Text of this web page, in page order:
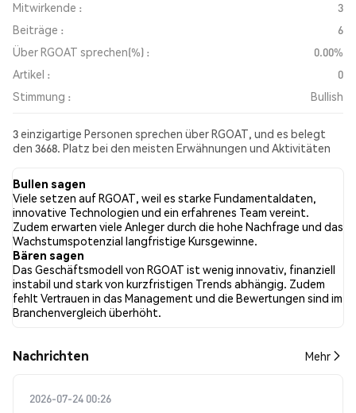
Mitwirkende :
3
Beiträge :
6
Über RGOAT sprechen(%) :
0.00%
Artikel :
0
Stimmung :
Bullish
3 einzigartige Personen sprechen über RGOAT, und es belegt
den 3668. Platz bei den meisten Erwähnungen und Aktivitäten
die Stimmung gegenüber RGOAT in allen sozialen Medien Bullish.
Schließlich wurden 0 Nachrichtenartikel über RGOAT
veröffentlicht. Auf Twitter hatten 40.00% der Tweets eine
bullishe Stimmung im Vergleich zu 40.00% der Tweets mit einer
bärischen Stimmung über RGOAT. 20.00% der Tweets waren
neutral gegenüber RGOAT. Diese Stimmungen basieren auf 5
Tweets.
Bullen sagen
Viele setzen auf RGOAT, weil es starke Fundamentaldaten,
innovative Technologien und ein erfahrenes Team vereint.
Zudem erwarten viele Anleger durch die hohe Nachfrage und das
Wachstumspotenzial langfristige Kursgewinne.
Bären sagen
Das Geschäftsmodell von RGOAT ist wenig innovativ, finanziell
instabil und stark von kurzfristigen Trends abhängig. Zudem
fehlt Vertrauen in das Management und die Bewertungen sind im
Branchenvergleich überhöht.
Nachrichten Mehr
2026-07-24 00:26